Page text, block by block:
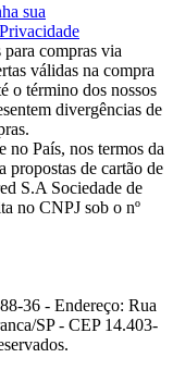
sua
compras via
válidas na compra
o término dos nossos
divergências de
no País, nos termos da
propostas de cartão de
S.A Sociedade de
no CNPJ sob o nº
36 - Endereço: Rua
SP - CEP 14.403-